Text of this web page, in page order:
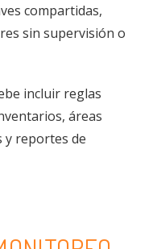
compartidas,
sin supervisión o
incluir reglas
áreas
reportes de